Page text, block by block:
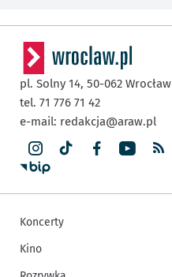
pl. Solny 14, 50-062 Wrocław
tel. 71 776 71 42
e-mail: redakcja@araw.pl
Koncerty
Kino